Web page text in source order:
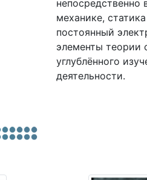
механике,
постоянный
элементы теории
углублённого
деятельности.